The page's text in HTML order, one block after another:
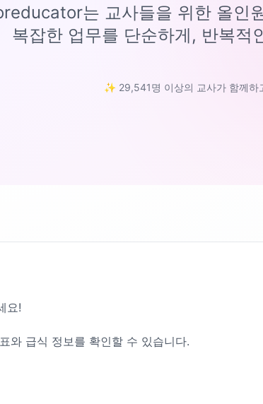
는 교사들을 위한 올인
복잡한 업무를 단순하게, 반복적
✨ 29,541명 이상의 교사가 함께하
요!
와 급식 정보를 확인할 수 있습니다.